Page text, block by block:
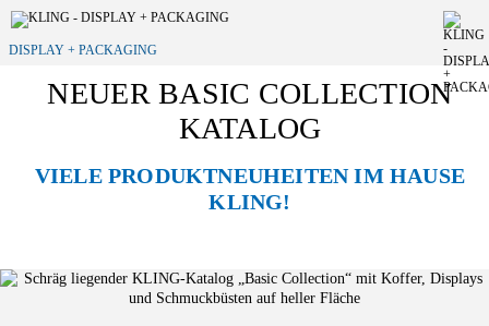
DISPLAY + PACKAGING
NEUER BASIC COLLECTION
KATALOG
VIELE PRODUKTNEUHEITEN IM HAUSE
KLING!